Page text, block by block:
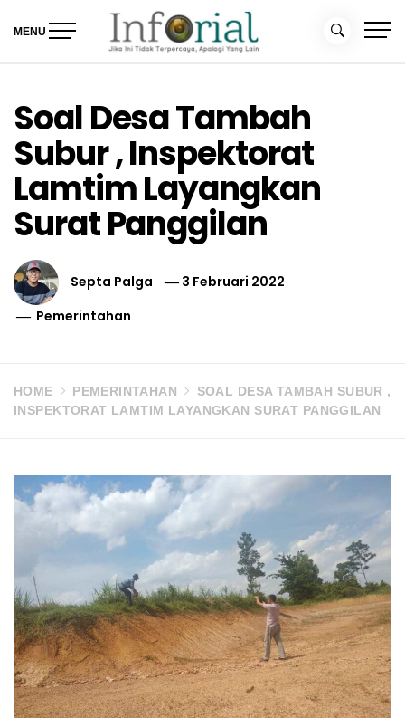
MENU
Soal Desa Tambah
Subur , Inspektorat
Lamtim Layangkan
Surat Panggilan
Septa Palga
3 Februari 2022
Pemerintahan
HOME PEMERINTAHAN
SOAL DESA TAMBAH SUBUR ,
INSPEKTORAT LAMTIM LAYANGKAN SURAT PANGGILAN